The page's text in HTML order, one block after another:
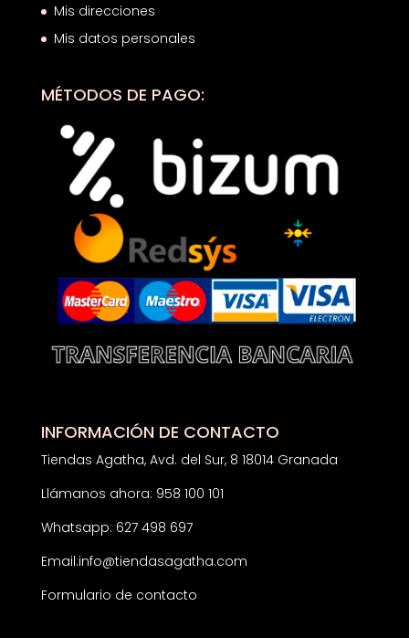
Mis direcciones
Mis datos personales
MÉTODOS DE PAGO:
INFORMACIÓN DE CONTACTO
Tiendas Agatha, Avd. del Sur, 8 18014 Granada
Llámanos ahora: 958 100 101
Whatsapp: 627 498 697
Email:info@tiendasagatha.com
Formulario de contacto